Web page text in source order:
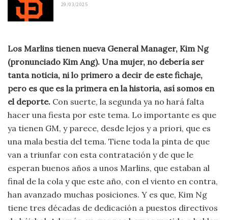
29/03/2025
Los Marlins tienen nueva General Manager, Kim Ng
(pronunciado Kim Ang). Una mujer, no debería ser
tanta noticia, ni lo primero a decir de este fichaje,
pero es que es la primera en la historia, así somos en
el deporte. Con suerte, la segunda ya no hará falta
hacer una fiesta por este tema. Lo importante es que
ya tienen GM, y parece, desde lejos y a priori, que es
una mala bestia del tema. Tiene toda la pinta de que
van a triunfar con esta contratación y de que le
esperan buenos años a unos Marlins, que estaban al
final de la cola y que este año, con el viento en contra,
han avanzado muchas posiciones. Y es que, Kim Ng
tiene tres décadas de dedicación a puestos directivos